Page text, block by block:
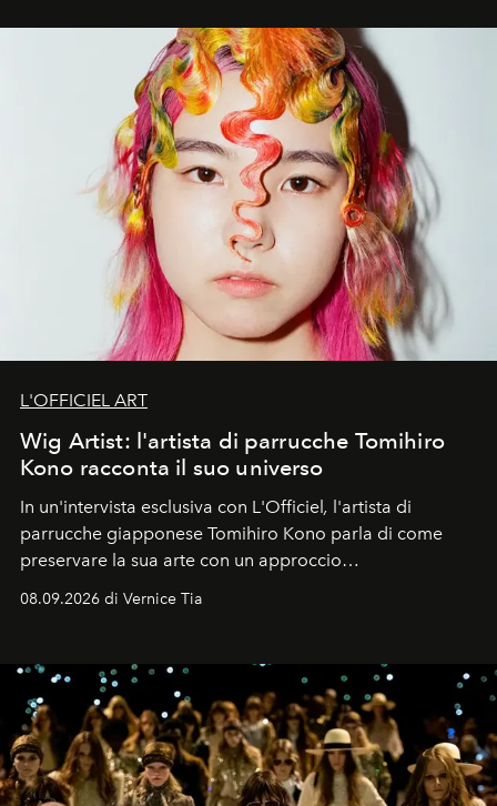
L'OFFICIEL ART
Wig Artist: l'artista di parrucche Tomihiro
Kono racconta il suo universo
In un'intervista esclusiva con L'Officiel , l'artista di
parrucche giapponese Tomihiro Kono parla di come
preservare la sua arte con un approccio
contemporaneo.
08.09.2026 di Vernice Tia